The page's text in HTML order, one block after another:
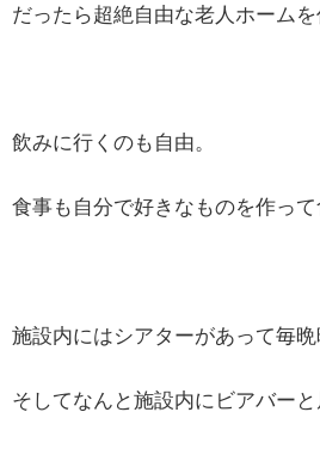
だったら超絶自由な老人ホームを
飲みに行くのも自由。
食事も自分で好きなものを作って
施設内にはシアターがあって毎晩
そしてなんと施設内にビアバーと